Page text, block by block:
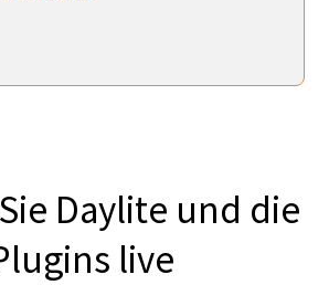
Daylite und die
live